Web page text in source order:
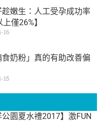
趁嫩生：人工受孕成功率
僅26%】
16
食奶粉」真的有助改善偏
15
公園夏水禮2017】激FUN